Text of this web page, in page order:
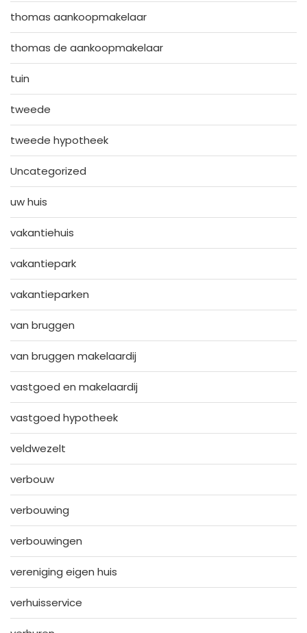
thomas aankoopmakelaar
thomas de aankoopmakelaar
tuin
tweede
tweede hypotheek
Uncategorized
uw huis
vakantiehuis
vakantiepark
vakantieparken
van bruggen
van bruggen makelaardij
vastgoed en makelaardij
vastgoed hypotheek
veldwezelt
verbouw
verbouwing
verbouwingen
vereniging eigen huis
verhuisservice